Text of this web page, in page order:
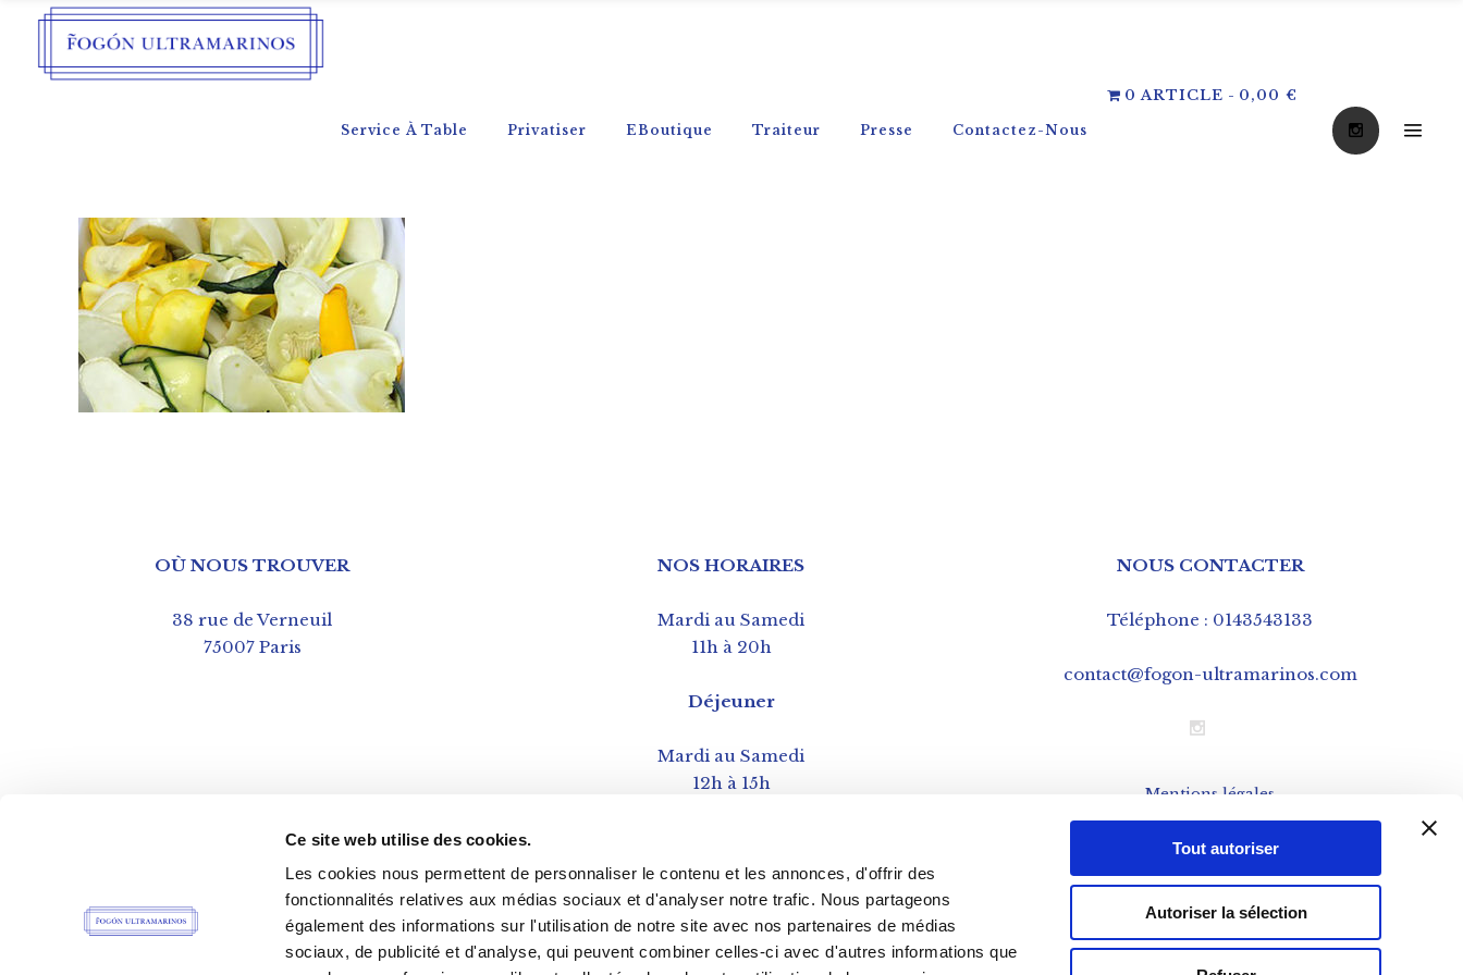
Ce site web utilise des cookies.
Les cookies nous permettent de personnaliser le contenu et les annonces, d'offrir des
fonctionnalités relatives aux médias sociaux et d'analyser notre trafic. Nous partageons
également des informations sur l'utilisation de notre site avec nos partenaires de médias
sociaux, de publicité et d'analyse, qui peuvent combiner celles-ci avec d'autres informations que
Tout autoriser
Autoriser la sélection
Service À Table Privatiser EBoutique Traiteur Presse Contactez-Nous
0 ARTICLE 0,00 €
OÙ NOUS TROUVER
38 rue de Verneuil
75007 Paris
NOS HORAIRES
Mardi au Samedi
11h à 20h
Déjeuner
Mardi au Samedi
12h à 15h
NOUS CONTACTER
Téléphone : 0143543133
contact@fogon-ultramarinos.com
Mentions légales
Données personnelles – RGPD